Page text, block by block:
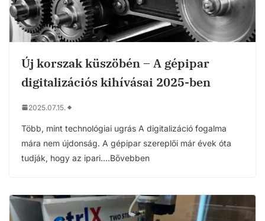
Új korszak küszöbén – A gépipar
digitalizációs kihívásai 2025-ben
2025.07.15.
Több, mint technológiai ugrás A digitalizáció fogalma
mára nem újdonság. A gépipar szereplői már évek óta
tudják, hogy az ipari….Bővebben